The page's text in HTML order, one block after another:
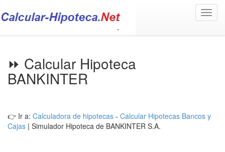
⏩ Calcular Hipoteca
BANKINTER
👉 Ir a: Calculadora de hipotecas - Calcular Hipotecas Bancos y
Cajas | Simulador Hipoteca de BANKINTER S.A.